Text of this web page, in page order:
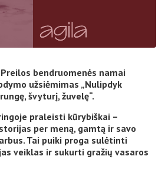
bendruomenės namai
užsiėmimas „Nulipdyk
švyturį, žuvelę“.
praleisti kūrybiškai –
per meną, gamtą ir savo
Tai puiki proga sulėtinti
veiklas ir sukurti gražių vasaros